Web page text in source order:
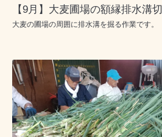
【9月】大麦圃場の額縁排水溝切
大麦の圃場の周囲に排水溝を掘る作業です。